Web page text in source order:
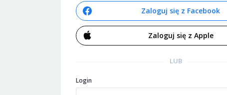
Zaloguj się z Facebook
Zaloguj się z Apple
LUB
Login